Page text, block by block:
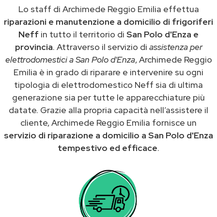
Lo staff di Archimede Reggio Emilia effettua
riparazioni e manutenzione a domicilio di frigoriferi
Neff in tutto il territorio di San Polo d'Enza e
provincia. Attraverso il servizio di assistenza per
elettrodomestici a San Polo d'Enza, Archimede Reggio
Emilia è in grado di riparare e intervenire su ogni
tipologia di elettrodomestico Neff sia di ultima
generazione sia per tutte le apparecchiature più
datate. Grazie alla propria capacità nell’assistere il
cliente, Archimede Reggio Emilia fornisce un
servizio di riparazione a domicilio a San Polo d'Enza
tempestivo ed efficace.